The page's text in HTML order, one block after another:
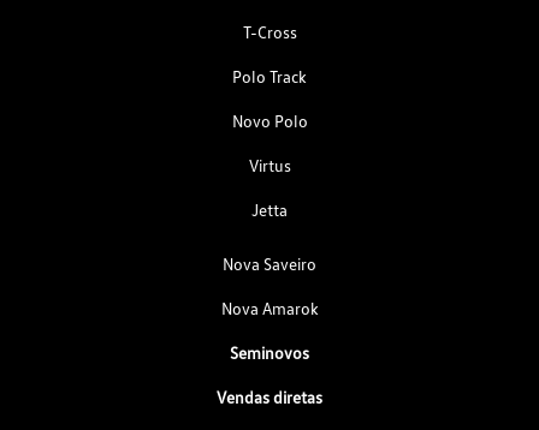
T-Cross
Polo Track
Novo Polo
Virtus
Jetta
Nova Saveiro
Nova Amarok
Seminovos
Vendas diretas